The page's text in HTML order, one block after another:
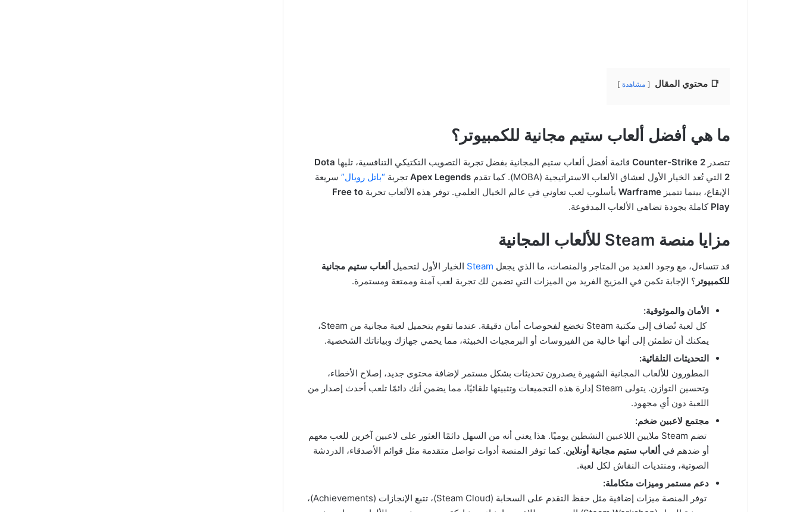
📑 محتوي المقال مشاهدة
ما هي أفضل ألعاب ستيم مجانية للكمبيوتر؟
تتصدر Counter-Strike 2 قائمة أفضل ألعاب ستيم المجانية بفضل تجربة التصويب التكتيكي التنافسية، تليها Dota
2 التي تُعد الخيار الأول لعشاق الألعاب الاستراتيجية (MOBA). كما تقدم Apex Legends تجربة “باتل رويال” سريعة
الإيقاع، بينما تتميز Warframe بأسلوب لعب تعاوني في عالم الخيال العلمي. توفر هذه الألعاب تجربة Free to
Play كاملة بجودة تضاهي الألعاب المدفوعة.
مزايا منصة Steam للألعاب المجانية
قد تتساءل، مع وجود العديد من المتاجر والمنصات، ما الذي يجعل Steam الخيار الأول لتحميل ألعاب ستيم مجانية
للكمبيوتر ؟ الإجابة تكمن في المزيج الفريد من الميزات التي تضمن لك تجربة لعب آمنة وممتعة ومستمرة.
الأمان والموثوقية:
كل لعبة تُضاف إلى مكتبة Steam تخضع لفحوصات أمان دقيقة. عندما تقوم بتحميل لعبة مجانية من Steam،
يمكنك أن تطمئن إلى أنها خالية من الفيروسات أو البرمجيات الخبيثة، مما يحمي جهازك وبياناتك الشخصية.
التحديثات التلقائية:
المطورون للألعاب المجانية الشهيرة يصدرون تحديثات بشكل مستمر لإضافة محتوى جديد، إصلاح الأخطاء،
وتحسين التوازن. يتولى Steam إدارة هذه التجميعات وتثبيتها تلقائيًا، مما يضمن أنك دائمًا تلعب أحدث إصدار من
اللعبة دون أي مجهود.
مجتمع لاعبين ضخم:
تضم Steam ملايين اللاعبين النشطين يوميًا. هذا يعني أنه من السهل دائمًا العثور على لاعبين آخرين للعب معهم
أو ضدهم في ألعاب ستيم مجانية أونلاين. كما توفر المنصة أدوات تواصل متقدمة مثل قوائم الأصدقاء، الدردشة
الصوتية، ومنتديات النقاش لكل لعبة.
دعم مستمر وميزات متكاملة:
توفر المنصة ميزات إضافية مثل حفظ التقدم على السحابة (Steam Cloud)، تتبع الإنجازات (Achievements)،